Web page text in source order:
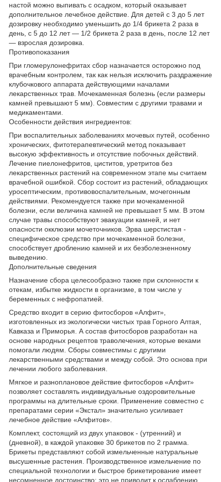
настой можно выпивать с осадком, который оказывает
дополнительное лечебное действие. Для детей с 3 до 5 лет
дозировку необходимо уменьшить до 1/4 брикета 2 раза в
день, с 5 до 12 лет — 1/2 брикета 2 раза в день, после 12 лет
— взрослая дозировка.
Противопоказания
При гломерулонефритах сбор назначается осторожно под
врачебным контролем, так как нельзя исключить раздражение
клубочкового аппарата действующими началами
лекарственных трав. Мочекаменная болезнь (если размеры
камней превышают 5 мм). Совместим с другими травами и
медикаментами.
Особенности действия ингредиентов:
При воспалительных заболеваниях мочевых путей, особенно
хронических, фитотерапевтический метод показывает
высокую эффективность и отсутствие побочных действий.
Лечение пиелонефритов, циститов, уретритов без
лекарственных растений на современном этапе мы считаем
врачебной ошибкой. Сбор состоит из растений, обладающих
уросептическим, противовоспалительным, мочегонным
действиями. Рекомендуется также при мочекаменной
болезни, если величина камней не превышает 5 мм. В этом
случае травы способствуют эвакуации камней, и нет
опасности окклюзии мочеточников. Эрва шерстистая -
специфическое средство при мочекаменной болезни,
способствует дроблению камней и их безболезненному
выведению.
Дополнительные сведения
Назначение сбора целесообразно также при склонности к
отекам, избытке жидкости в организме, в том числе у
беременных с нефропатией.
Средство входит в серию фитосборов «Алфит»,
изготовленных из экологически чистых трав Горного Алтая,
Кавказа и Приморья. А состав фитосборов разработан на
основе народных рецептов траволечения, которые веками
помогали людям. Сборы совместимы с другими
лекарственными средствами и между собой. Это основа при
лечении любого заболевания.
Мягкое и разноплановое действие фитосборов «Алфит»
позволяет составлять индивидуальные оздоровительные
программы на длительные сроки. Применение совместно с
препаратами серии «Экстал» значительно усиливает
лечебное действие «Алфитов».
Комплект, состоящий из двух упаковок - (утренний) и
(дневной), в каждой упаковке 30 брикетов по 2 грамма.
Брикеты представляют собой измельченные натуральные
высушенные растения. Производственное измельчение по
специальной технологии и быстрое брикетирование имеет
несомненное достоинство: это не приводит к ослаблению